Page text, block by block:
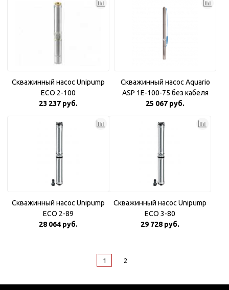
Скважинный насос Unipump
ECO 2-100
23 237 руб.
Скважинный насос Aquario
ASP 1E-100-75 без кабеля
25 067 руб.
Скважинный насос Unipump
ECO 2-89
28 064 руб.
Скважинный насос Unipump
ECO 3-80
29 728 руб.
1 2